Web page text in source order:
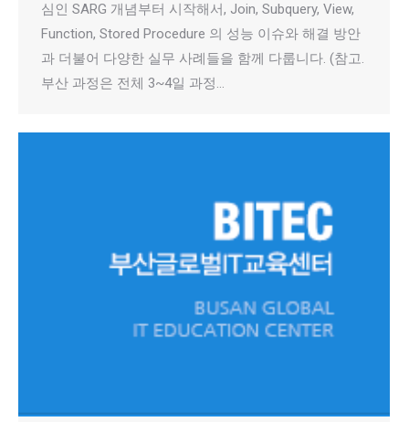
심인 SARG 개념부터 시작해서, Join, Subquery, View,
Function, Stored Procedure 의 성능 이슈와 해결 방안
과 더불어 다양한 실무 사례들을 함께 다룹니다. (참고.
부산 과정은 전체 3~4일 과정…